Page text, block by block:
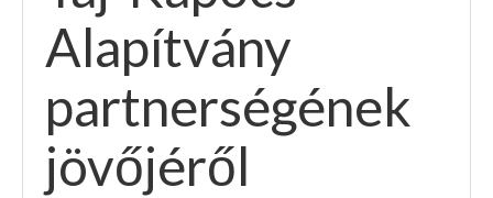
Alapítvány
partnerségének
jövőjéről